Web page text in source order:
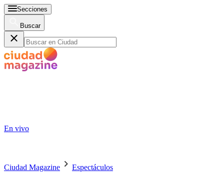
Secciones
Buscar
En vivo
Ciudad Magazine Espectáculos